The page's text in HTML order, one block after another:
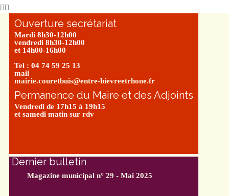
Ouverture secrétariat
Mardi 8h30-12h00
vendredi 8h30-12h00
et 14h00-16h00
Tel : 04 74 59 25 13
mail
mairie.couretbuis@entre-bievreetrhone.fr
Permanence du Maire et des Adjoints
Vendredi de 17h15 à 19h15
et samedi matin sur rdv
Dernier bulletin
Magazine municipal n° 29 - Mai 2025